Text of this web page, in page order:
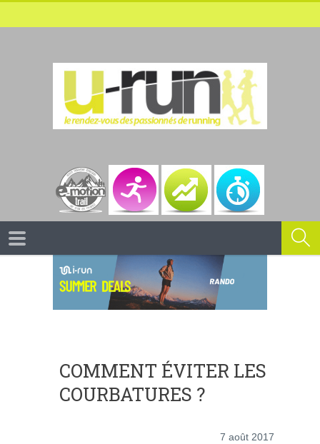
COMMENT ÉVITER LES
COURBATURES ?
7 août 2017